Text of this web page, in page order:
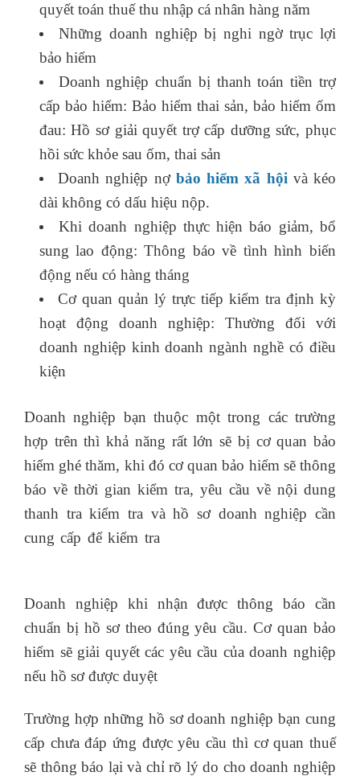
quyết toán thuế thu nhập cá nhân hàng năm
Những doanh nghiệp bị nghi ngờ trục lợi
bảo hiểm
Doanh nghiệp chuẩn bị thanh toán tiền trợ
cấp bảo hiểm: Bảo hiểm thai sản, bảo hiểm ốm
đau: Hồ sơ giải quyết trợ cấp dưỡng sức, phục
hồi sức khỏe sau ốm, thai sản
Doanh nghiệp nợ bảo hiểm xã hộivà kéo
dài không có dấu hiệu nộp.
Khi doanh nghiệp thực hiện báo giảm, bổ
sung lao động: Thông báo về tình hình biến
động nếu có hàng tháng
Cơ quan quản lý trực tiếp kiểm tra định kỳ
hoạt động doanh nghiệp: Thường đối với
doanh nghiệp kinh doanh ngành nghề có điều
kiện
Doanh nghiệp bạn thuộc một trong các trường
hợp trên thì khả năng rất lớn sẽ bị cơ quan bảo
hiểm ghé thăm, khi đó cơ quan bảo hiểm sẽ thông
báo về thời gian kiểm tra, yêu cầu về nội dung
thanh tra kiểm tra và hồ sơ doanh nghiệp cần
cung cấp để kiểm tra
Doanh nghiệp khi nhận được thông báo cần
chuẩn bị hồ sơ theo đúng yêu cầu. Cơ quan bảo
hiểm sẽ giải quyết các yêu cầu của doanh nghiệp
nếu hồ sơ được duyệt
Trường hợp những hồ sơ doanh nghiệp bạn cung
cấp chưa đáp ứng được yêu cầu thì cơ quan thuế
sẽ thông báo lại và chỉ rõ lý do cho doanh nghiệp